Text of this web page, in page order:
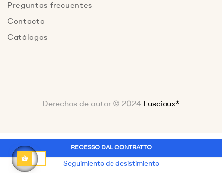
Preguntas frecuentes
Contacto
Catálogos
Derechos de autor © 2024 Luscioux®
RECESSO DAL CONTRATTO
Seguimiento de desistimiento